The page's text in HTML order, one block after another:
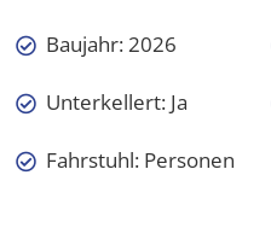
Baujahr: 2026
Unterkellert: Ja
Fahrstuhl: Personen